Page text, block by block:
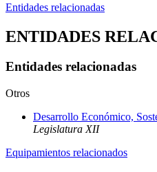
Entidades relacionadas
ENTIDADES
Entidades relacionadas
Otros
Desarrollo Económico,
Legislatura XII
Equipamientos relacionados